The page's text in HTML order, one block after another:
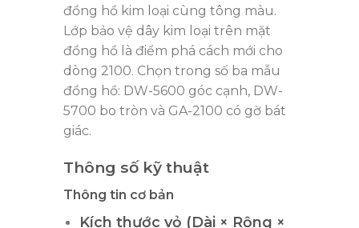
đồng hồ kim loại cùng tông màu.
Lớp bảo vệ dây kim loại trên mặt
đồng hồ là điểm phá cách mới cho
dòng 2100. Chọn trong số ba mẫu
đồng hồ: DW-5600 góc cạnh, DW-
5700 bo tròn và GA-2100 có gờ bát
giác.
Thông số kỹ thuật
Thông tin cơ bản
Kích thước vỏ (Dài × Rộng ×